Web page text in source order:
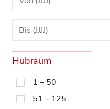
Hubraum
1 – 50
51 – 125